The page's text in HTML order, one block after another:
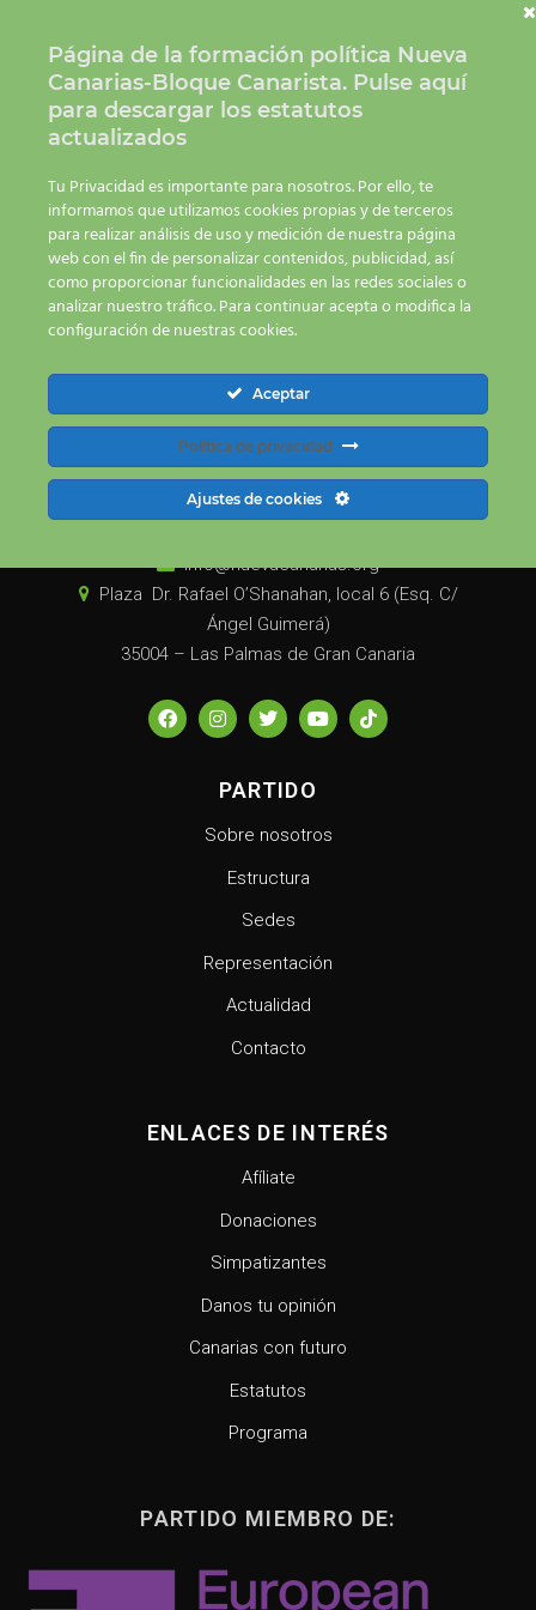
info@nuevacanariasbc.org
928 23 42 34
info@nuevacanarias.org
Plaza Dr. Rafael O’Shanahan, local 6 (Esq. C/
Ángel Guimerá)
35004 – Las Palmas de Gran Canaria
PARTIDO
Sobre nosotros
Estructura
Sedes
Representación
Actualidad
Contacto
ENLACES DE INTERÉS
Afíliate
Donaciones
Simpatizantes
Danos tu opinión
Canarias con futuro
Estatutos
Programa
PARTIDO MIEMBRO DE:
Página de la formación política Nueva
Canarias-Bloque Canarista. Pulse aquí
para descargar los estatutos
actualizados
Tu Privacidad es importante para nosotros. Por ello, te
informamos que utilizamos cookies propias y de terceros
para realizar análisis de uso y medición de nuestra página
web con el fin de personalizar contenidos, publicidad, así
como proporcionar funcionalidades en las redes sociales o
analizar nuestro tráfico. Para continuar acepta o modifica la
configuración de nuestras cookies.
Aceptar
Política de privacidad
Ajustes de cookies